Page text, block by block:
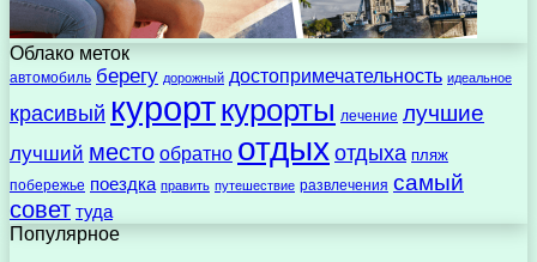
Облако меток
автомобиль берегу дорожный достопримечательность идеальное
красивый курорткурорты лечение лучшие
лучший место обратно отдыхотдыха пляж
побережье поездка править путешествие развлечения самый
совет туда
Популярное